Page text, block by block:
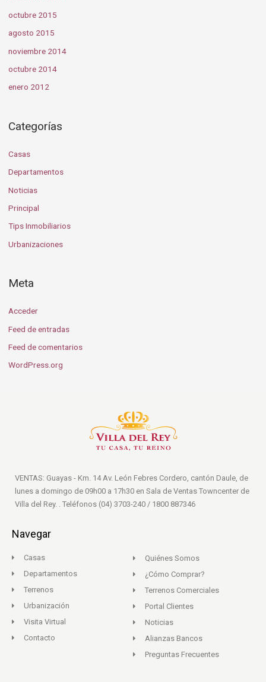
octubre 2015
agosto 2015
noviembre 2014
octubre 2014
enero 2012
Categorías
Casas
Departamentos
Noticias
Principal
Tips Inmobiliarios
Urbanizaciones
Meta
Acceder
Feed de entradas
Feed de comentarios
WordPress.org
VENTAS: Guayas - Km. 14 Av. León Febres Cordero, cantón Daule, de
lunes a domingo de 09h00 a 17h30 en Sala de Ventas Towncenter de
Villa del Rey. . Teléfonos (04) 3703-240 / 1800 887346
Navegar
Casas
Departamentos
Terrenos
Urbanización
Visita Virtual
Contacto
Quiénes Somos
¿Cómo Comprar?
Terrenos Comerciales
Portal Clientes
Noticias
Alianzas Bancos
Preguntas Frecuentes